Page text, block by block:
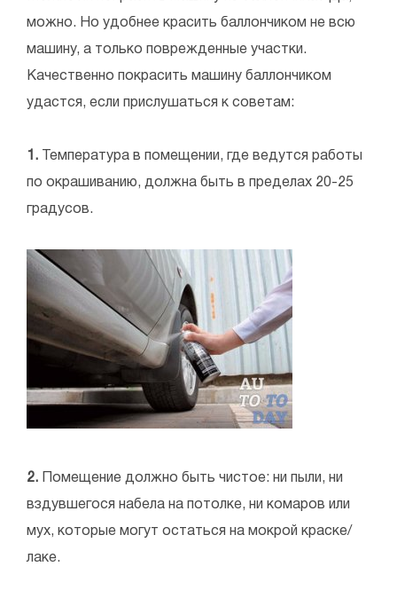
можно. Но удобнее красить баллончиком не всю
машину, а только поврежденные участки.
Качественно покрасить машину баллончиком
удастся, если прислушаться к советам:
1. Температура в помещении, где ведутся работы
по окрашиванию, должна быть в пределах 20-25
градусов.
2. Помещение должно быть чистое: ни пыли, ни
вздувшегося набела на потолке, ни комаров или
мух, которые могут остаться на мокрой краске/
лаке.